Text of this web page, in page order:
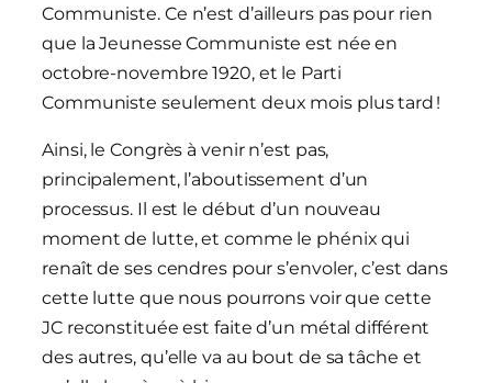
Communiste. Ce n’est d’ailleurs pas pour rien
que la Jeunesse Communiste est née en
octobre-novembre 1920, et le Parti
Communiste seulement deux mois plus tard !
Ainsi, le Congrès à venir n’est pas,
principalement, l’aboutissement d’un
processus. Il est le début d’un nouveau
moment de lutte, et comme le phénix qui
renaît de ses cendres pour s’envoler, c’est dans
cette lutte que nous pourrons voir que cette
JC reconstituée est faite d’un métal différent
des autres, qu’elle va au bout de sa tâche et